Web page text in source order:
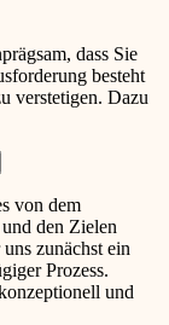
dass Sie
besteht
verstetigen. Dazu
von dem
den Zielen
zunächst ein
Prozess.
und